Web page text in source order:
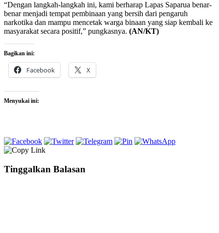
“Dengan langkah-langkah ini, kami berharap Lapas Saparua benar-
benar menjadi tempat pembinaan yang bersih dari pengaruh
narkotika dan mampu mencetak warga binaan yang siap kembali ke
masyarakat secara positif,” pungkasnya. (AN/KT)
Bagikan ini:
Facebook X
Menyukai ini:
Tinggalkan Balasan